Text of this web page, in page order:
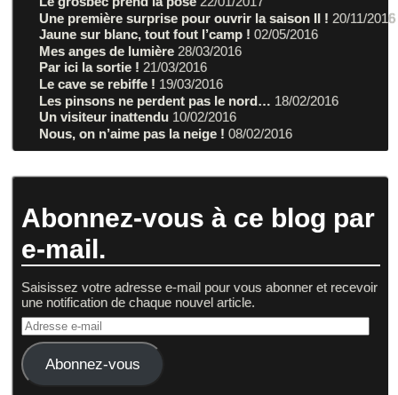
Une première surprise pour ouvrir la saison II ! 20/11/2016
Jaune sur blanc, tout fout l’camp ! 02/05/2016
Mes anges de lumière 28/03/2016
Par ici la sortie ! 21/03/2016
Le cave se rebiffe ! 19/03/2016
Les pinsons ne perdent pas le nord… 18/02/2016
Un visiteur inattendu 10/02/2016
Nous, on n’aime pas la neige ! 08/02/2016
Abonnez-vous à ce blog par
e-mail.
Saisissez votre adresse e-mail pour vous abonner et recevoir
une notification de chaque nouvel article.
Abonnez-vous